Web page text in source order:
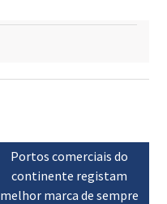
Next
post:
Portos comerciais do
continente registam
melhor marca de sempre